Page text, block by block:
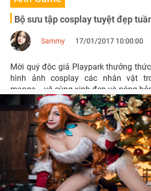
Bộ sưu tập cosplay tuyệt đẹp
Sammy 17/01/2017 10:00:00
Mời quý độc giả Playpark thưởng
hình ảnh cosplay các nhân vật
manga... vô cùng xinh đẹp và nóng